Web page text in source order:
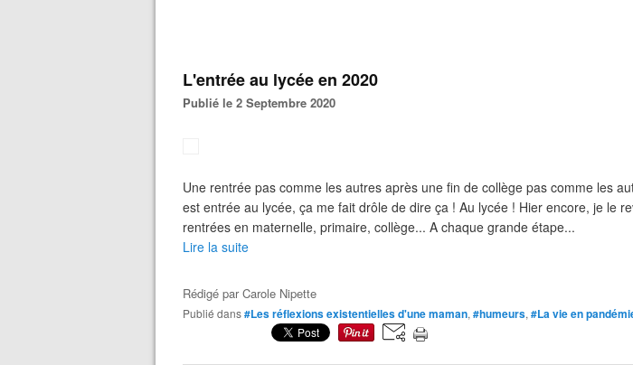
L'entrée au lycée en 2020
Publié le 2 Septembre 2020
Une rentrée pas comme les autres après une fin de collège pas comme les
est entrée au lycée, ça me fait drôle de dire ça ! Au lycée ! Hier encore, je le
rentrées en maternelle, primaire, collège... A chaque grande étape...
Lire la suite
Rédigé parCarole Nipette
Publié dans#Les réflexions existentielles d'une maman, #humeurs, #La vie en